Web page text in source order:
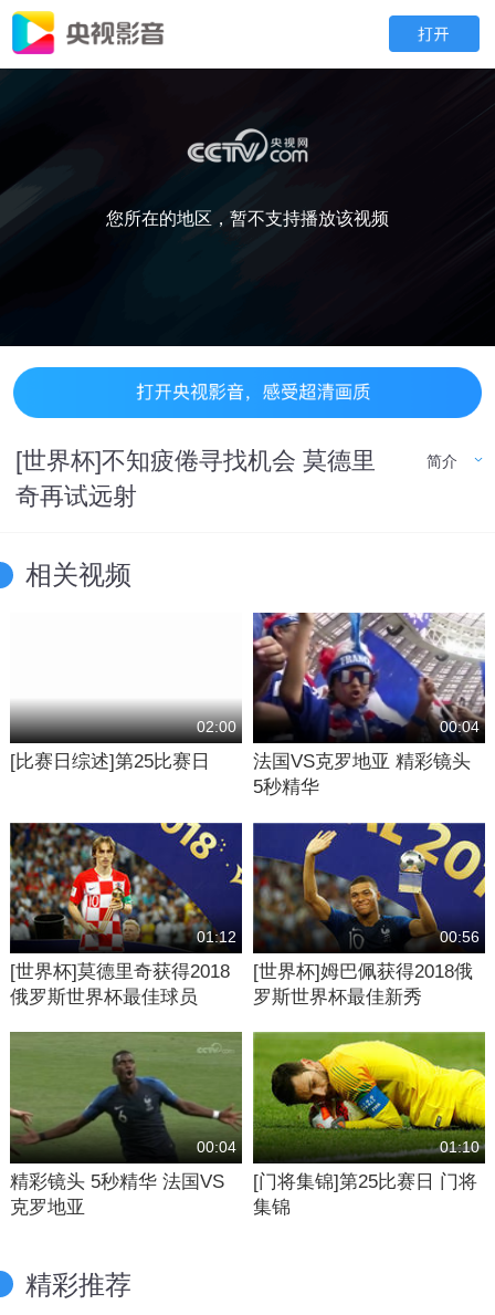
您所在的地区，暂不支持播放该视频
[世界杯]不知疲倦寻找机会 莫德里
奇再试远射
简介
相关视频
02:00
[比赛日综述]第25比赛日
00:04
法国VS克罗地亚 精彩镜头
5秒精华
01:12
[世界杯]莫德里奇获得2018
俄罗斯世界杯最佳球员
00:56
[世界杯]姆巴佩获得2018俄
罗斯世界杯最佳新秀
00:04
精彩镜头 5秒精华 法国VS
克罗地亚
01:10
[门将集锦]第25比赛日 门将
集锦
精彩推荐